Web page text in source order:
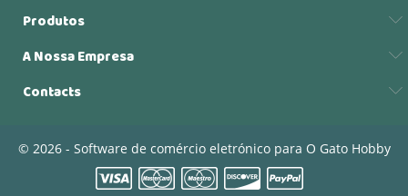
Produtos
A Nossa Empresa
Contacts
© 2026 - Software de comércio eletrónico para O Gato Hobby